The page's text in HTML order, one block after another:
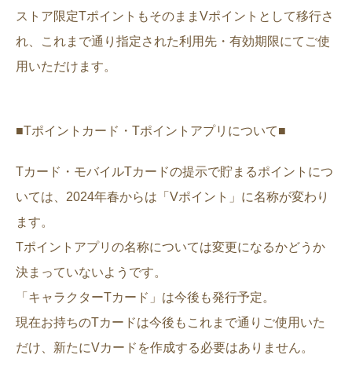
ストア限定TポイントもそのままVポイントとして移行さ
れ、これまで通り指定された利用先・有効期限にてご使
用いただけます。
■Tポイントカード・Tポイントアプリについて■
Tカード・モバイルTカードの提示で貯まるポイントにつ
いては、2024年春からは「Vポイント」に名称が変わり
ます。
Tポイントアプリの名称については変更になるかどうか
決まっていないようです。
「キャラクターTカード」は今後も発行予定。
現在お持ちのTカードは今後もこれまで通りご使用いた
だけ、新たにVカードを作成する必要はありません。